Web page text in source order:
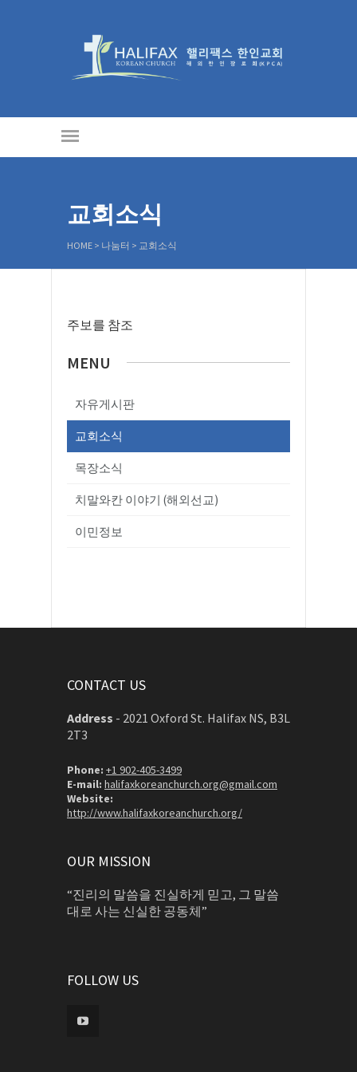
교회소식
HOME > 나눔터 > 교회소식
주보를 참조
MENU
자유게시판
교회소식
목장소식
치말와칸 이야기 (해외선교)
이민정보
CONTACT US
Address - 2021 Oxford St. Halifax NS, B3L
2T3
Phone: +1 902-405-3499
E-mail: halifaxkoreanchurch.org@gmail.com
Website:
http://www.halifaxkoreanchurch.org/
OUR MISSION
“진리의 말씀을 진실하게 믿고, 그 말씀
대로 사는 신실한 공동체”
FOLLOW US